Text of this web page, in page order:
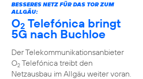
BESSERES NETZ FÜR DAS TOR ZUM
ALLGÄU:
O2 Telefónica bringt
5G nach Buchloe
Der Telekommunikationsanbieter
O2Telefónica treibt den
Netzausbau im Allgäu weiter voran.